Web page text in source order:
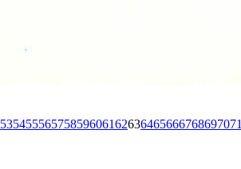
53545556575859606162636465666768697071